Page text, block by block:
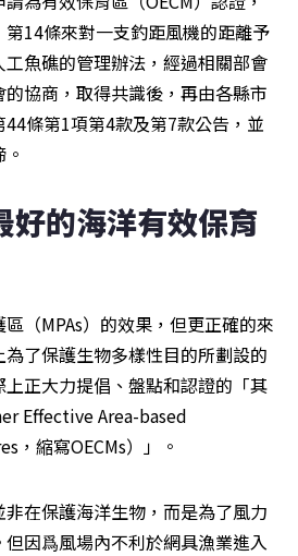
14條來對一支釣距風機的距離予
魚礁的管理辦法，經過相關部會
協商，取得共識後，再由各縣市
條第1項第4款及第7款公告，並
好的海洋有效保育
（MPAs）的效果，但更正確的來
了保護生物多樣性目的所劃設的
正大力提倡、盤點和認證的「其
Effective Area-based
，縮寫OECMs）」。
在保護海洋生物，而是為了風力
因爲風場內不利於網具漁業進入